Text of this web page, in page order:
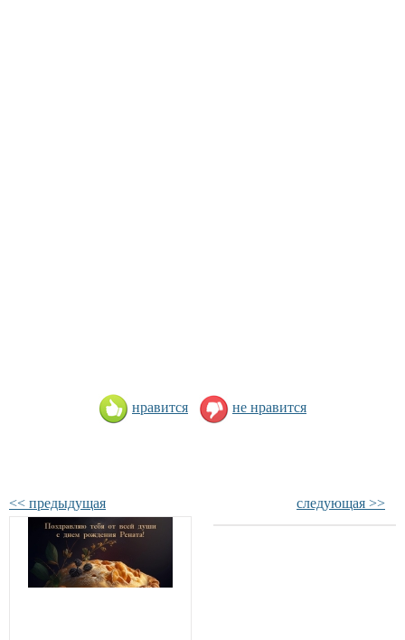
нравится не нравится
<< предыдущая следующая >>